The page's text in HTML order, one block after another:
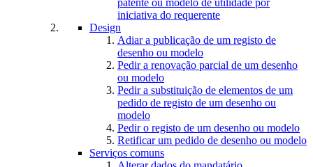
patente ou modelo de utilidade por
iniciativa do requerente
Design
Adiar a publicação de um registo de
desenho ou modelo
Pedir a renovação parcial de um desenho
ou modelo
Pedir a substituição de elementos de um
pedido de registo de um desenho ou
modelo
Pedir o registo de um desenho ou modelo
Retificar um pedido de desenho ou modelo
Serviços comuns